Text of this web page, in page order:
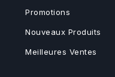
Promotions
Nouveaux Produits
Meilleures Ventes